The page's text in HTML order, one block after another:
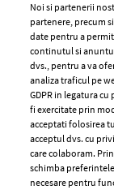
Cum să
unui mariaj
Noi si partenerii
partenere, precum
date pentru a
continutul si
dvs., pentru a va
analiza traficul pe
GDPR in legatura
fi exercitate prin
acceptati folosirea
acceptul dvs. cu
care colaboram. Prin
schimba
necesare pentru